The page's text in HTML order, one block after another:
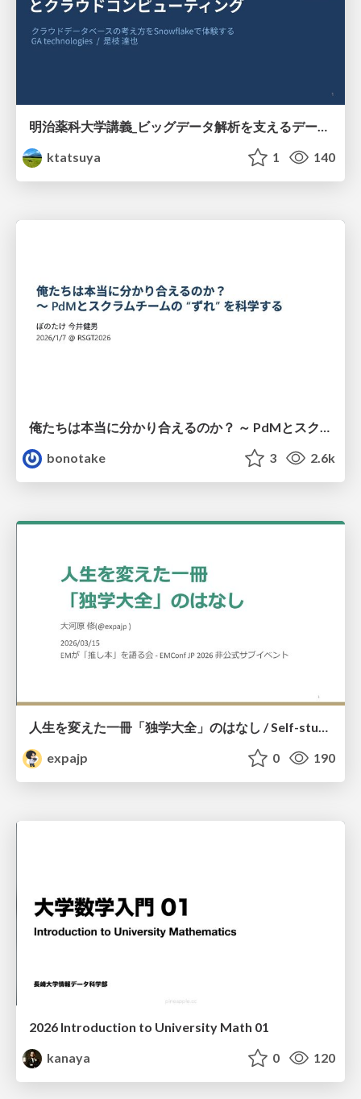
明治薬科大学講義_ビッグデータ解析を支えるデータベース技術とクラウドコンピューティング
ktatsuya
1 140
bonotake
3 2.6k
人生を変えた一冊「独学大全」のはなし / Self-study ENCYCLOPEDIA: The Book Which Change My Life #独学大全 #EM推し本
expajp
0 190
2026 Introduction to University Math 01
kanaya
0 120